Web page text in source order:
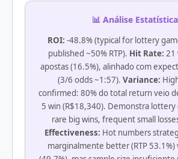
📊 Análise Estatística
ROI: -48.8% (typical for lottery
published ~50% RTP). Hit Rate: 21
apostas (16.5%), alinhado com
(3/6 odds ~1:57). Variance:
confirmed: 80% do total return veio
5 win (R$18,340). Demonstra lottery
rare big wins, frequent small
Effectiveness: Hot numbers
marginalmente better (RTP 53.1%)